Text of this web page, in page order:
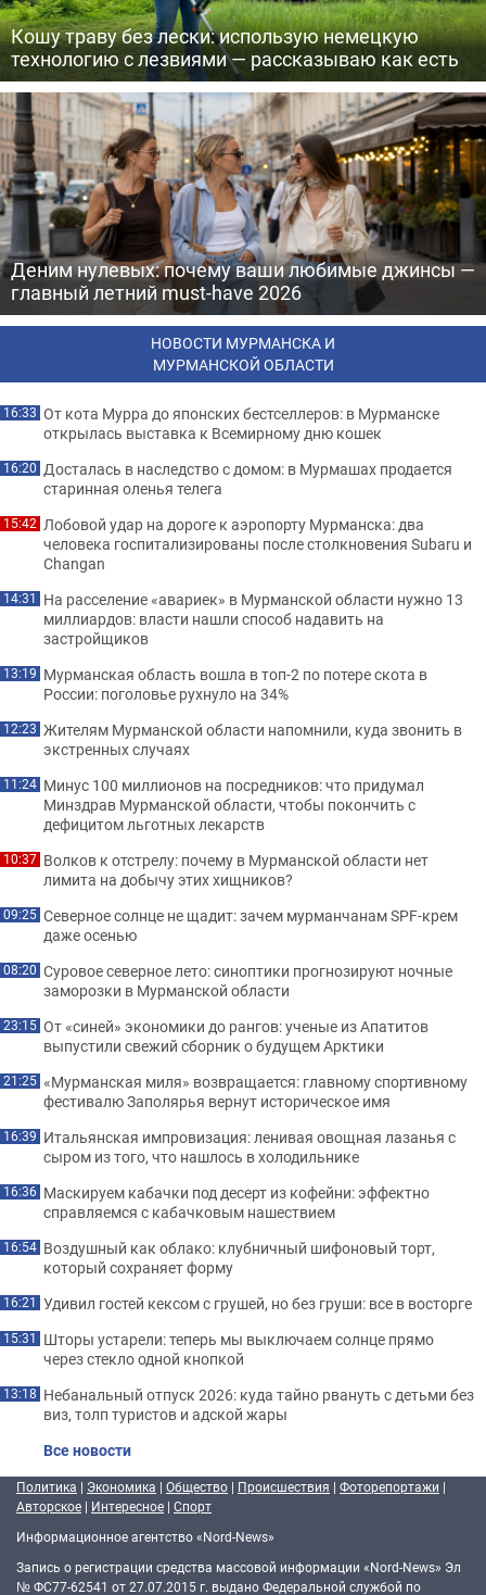
Кошу траву без лески: использую немецкую
технологию с лезвиями — рассказываю как есть
Деним нулевых: почему ваши любимые джинсы —
главный летний must-have 2026
НОВОСТИ МУРМАНСКА И
МУРМАНСКОЙ ОБЛАСТИ
16:33 От кота Мурра до японских бестселлеров: в Мурманске
открылась выставка к Всемирному дню кошек
16:20 Досталась в наследство с домом: в Мурмашах продается
старинная оленья телега
15:42 Лобовой удар на дороге к аэропорту Мурманска: два
человека госпитализированы после столкновения Subaru и
Changan
14:31 На расселение «авариек» в Мурманской области нужно 13
миллиардов: власти нашли способ надавить на
застройщиков
13:19 Мурманская область вошла в топ-2 по потере скота в
России: поголовье рухнуло на 34%
12:23 Жителям Мурманской области напомнили, куда звонить в
экстренных случаях
11:24 Минус 100 миллионов на посредников: что придумал
Минздрав Мурманской области, чтобы покончить с
дефицитом льготных лекарств
10:37 Волков к отстрелу: почему в Мурманской области нет
лимита на добычу этих хищников?
09:25 Северное солнце не щадит: зачем мурманчанам SPF-крем
даже осенью
08:20 Суровое северное лето: синоптики прогнозируют ночные
заморозки в Мурманской области
23:15 От «синей» экономики до рангов: ученые из Апатитов
выпустили свежий сборник о будущем Арктики
21:25 «Мурманская миля» возвращается: главному спортивному
фестивалю Заполярья вернут историческое имя
16:39 Итальянская импровизация: ленивая овощная лазанья с
сыром из того, что нашлось в холодильнике
16:36 Маскируем кабачки под десерт из кофейни: эффектно
справляемся с кабачковым нашествием
16:54 Воздушный как облако: клубничный шифоновый торт,
который сохраняет форму
16:21 Удивил гостей кексом с грушей, но без груши: все в восторге
15:31 Шторы устарели: теперь мы выключаем солнце прямо
через стекло одной кнопкой
13:18 Небанальный отпуск 2026: куда тайно рвануть с детьми без
виз, толп туристов и адской жары
Все новости
Политика | Экономика | Общество | Происшествия | Фоторепортажи |
Авторское | Интересное | Спорт
Информационное агентство «Nord-News»
Запись о регистрации средства массовой информации «Nord-News» Эл
№ ФС77-62541 от 27.07.2015 г. выдано Федеральной службой по